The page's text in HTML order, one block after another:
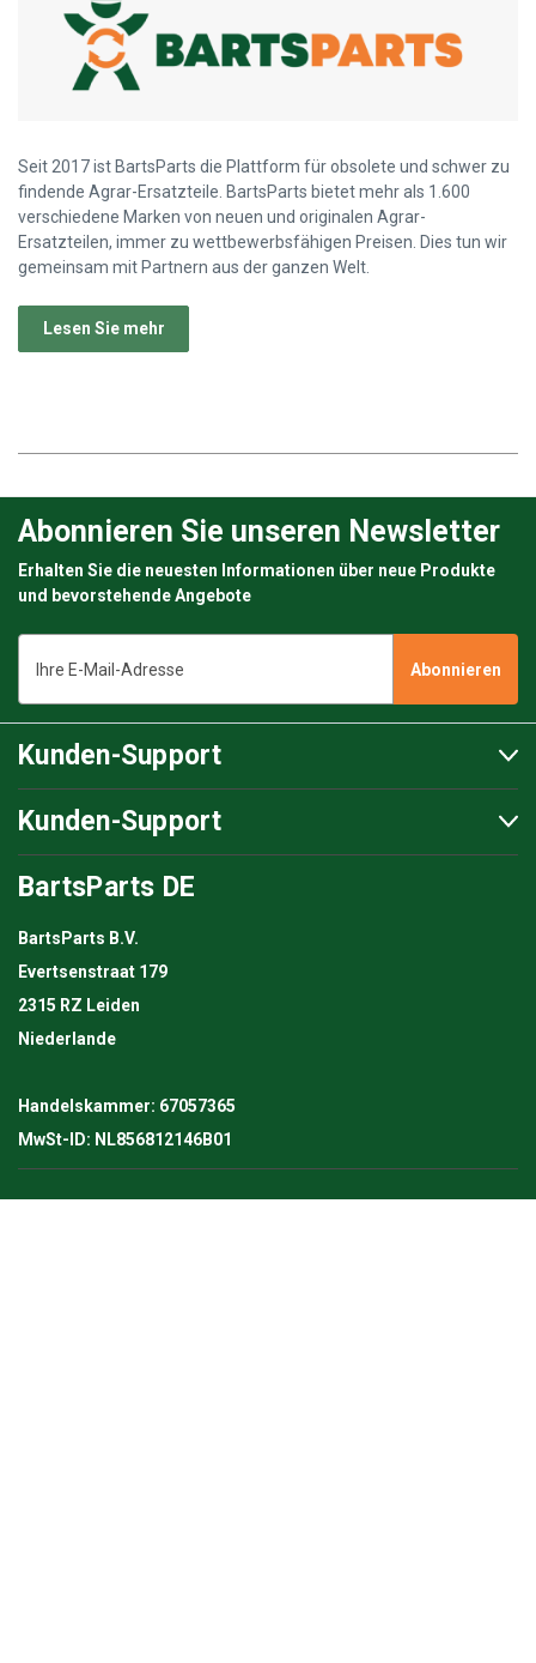
Seit 2017 ist BartsParts die Plattform für obsolete und schwer zu
findende Agrar-Ersatzteile. BartsParts bietet mehr als 1.600
verschiedene Marken von neuen und originalen Agrar-
Ersatzteilen, immer zu wettbewerbsfähigen Preisen. Dies tun wir
gemeinsam mit Partnern aus der ganzen Welt.
Lesen Sie mehr
Abonnieren Sie unseren Newsletter
Erhalten Sie die neuesten Informationen über neue Produkte
und bevorstehende Angebote
Mail-
Adresse
Kunden-Support
Kunden-Support
BartsParts DE
BartsParts B.V.
Evertsenstraat 179
2315 RZ Leiden
Niederlande
Handelskammer: 67057365
MwSt-ID: NL856812146B01